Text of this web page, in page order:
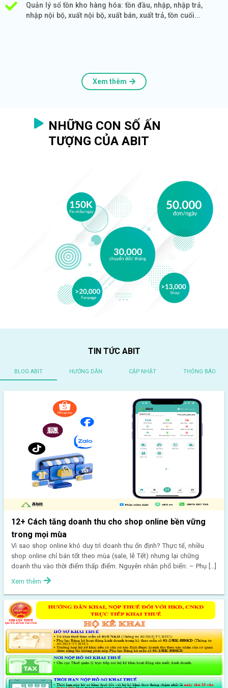
Quản lý số tồn kho hàng hóa: tồn đầu, nhập, nhập trả,
nhập nội bộ, xuất nội bộ, xuất bán, xuất trả, tồn cuối...
Xem thêm
NHỮNG CON SỐ ẤN
TƯỢNG CỦA ABIT
TIN TỨC ABIT
BLOG ABIT HƯỚNG DẪN CẬP NHẬT THÔNG BÁO
12+ Cách tăng doanh thu cho shop online bền vững
trong mọi mùa
Vì sao shop online khó duy trì doanh thu ổn định? Thực tế, nhiều
shop online chỉ bán tốt theo mùa (sale, lễ Tết) nhưng lại chững
doanh thu vào thời điểm thấp điểm. Nguyên nhân phổ biến: – Phụ […]
Xem thêm